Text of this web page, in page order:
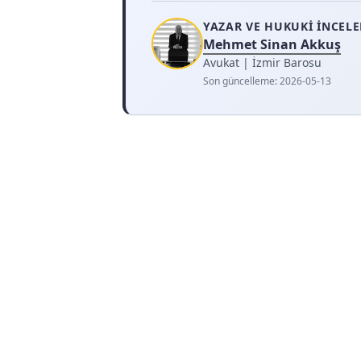
YAZAR VE HUKUKI
Mehmet Sinan Akkuş
Avukat | İzmir Barosu
Son güncelleme:2026-05-13